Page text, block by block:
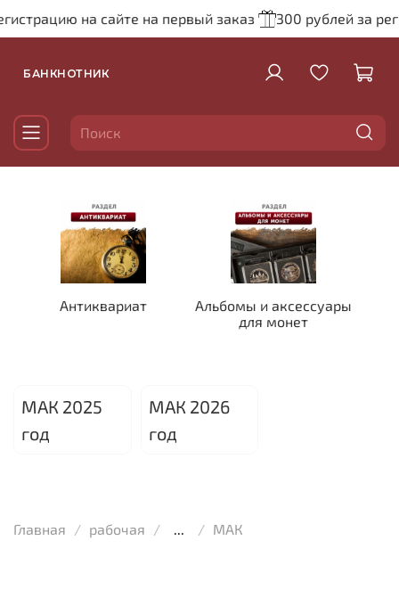
на сайте на первый заказ 300 рублей за
БАНКНОТНИК
Антиквариат
Альбомы и аксессуары
для монет
МАК 2025
год
МАК 2026
год
Главная рабочая МАК